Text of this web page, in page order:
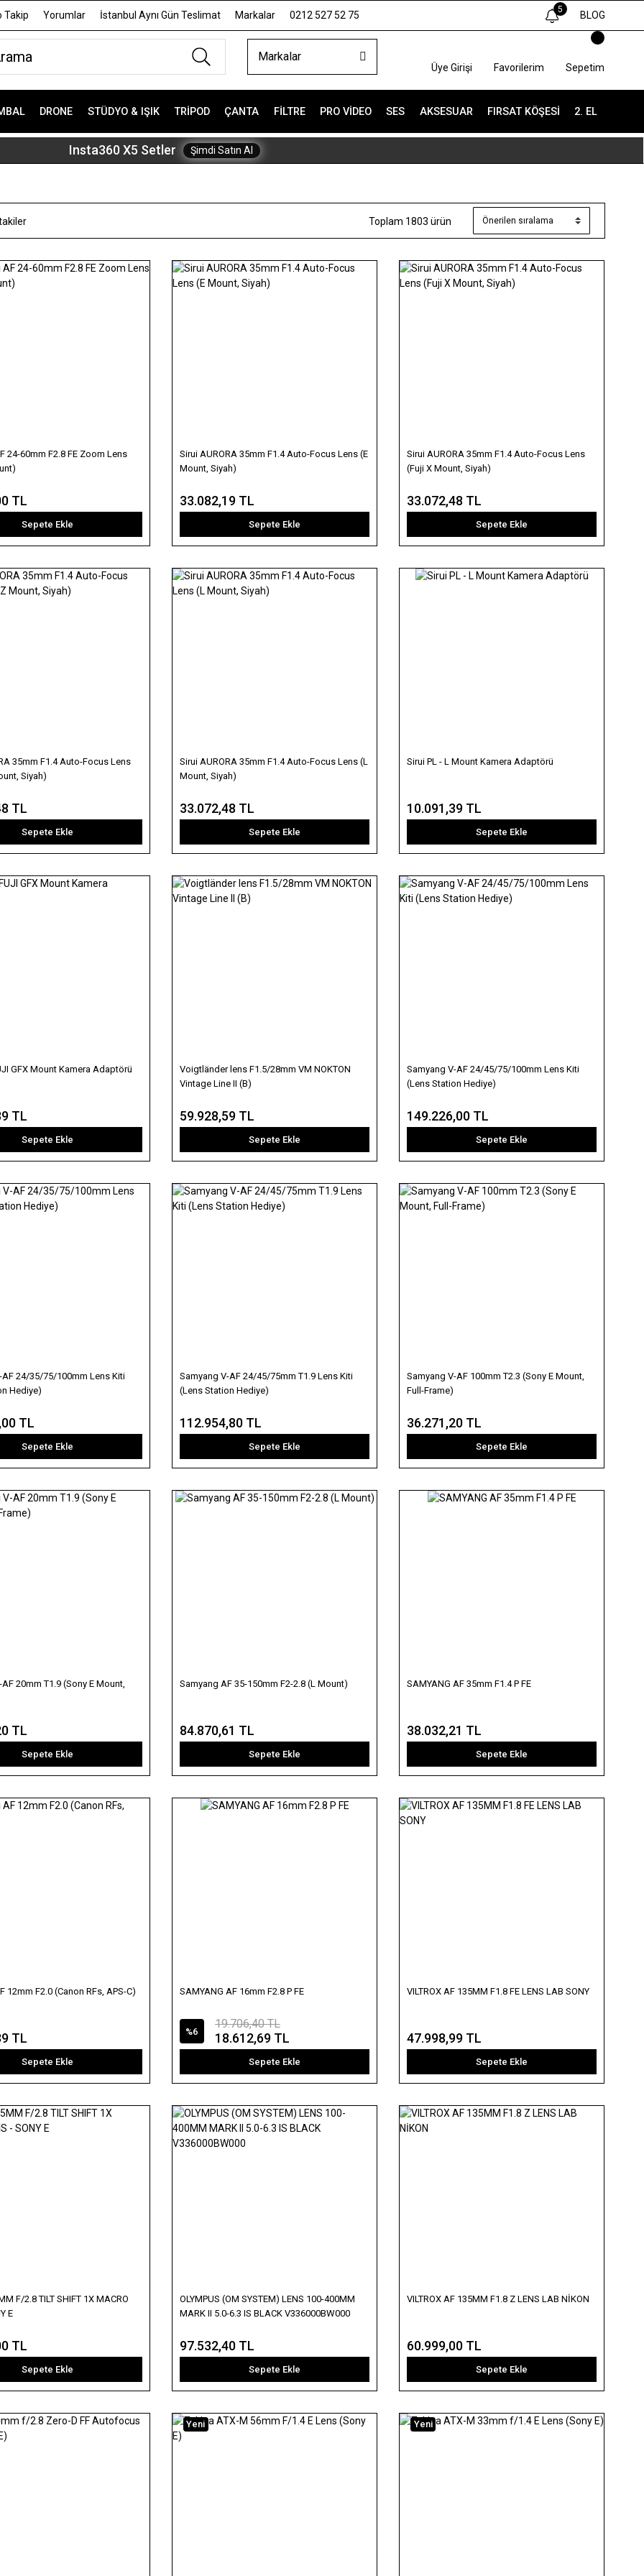
Takip Yorumlar İstanbul Aynı Gün Teslimat Markalar 0212 527 52 75
5
BLOG
Markalar
Üye Girişi Favorilerim Sepetim
DRONE STÜDYO & IŞIK TRIPOD ÇANTA FILTRE PRO VIDEO SES AKSESUAR FIRSAT KÖŞESI 2. EL
Insta360 X5 Setler Şimdi Satın Al
Toplam 1803 ürün
24-60mm F2.8 FE Zoom Lens
TL
Sepete Ekle
Sirui AURORA 35mm F1.4 Auto-Focus Lens (E
Mount, Siyah)
33.082,19 TL
Sepete Ekle
Sirui AURORA 35mm F1.4 Auto-Focus Lens
(Fuji X Mount, Siyah)
33.072,48 TL
Sepete Ekle
35mm F1.4 Auto-Focus Lens
Siyah)
TL
Sepete Ekle
Sirui AURORA 35mm F1.4 Auto-Focus Lens (L
Mount, Siyah)
33.072,48 TL
Sepete Ekle
Sirui PL - L Mount Kamera Adaptörü
10.091,39 TL
Sepete Ekle
GFX Mount Kamera Adaptörü
TL
Sepete Ekle
Voigtländer lens F1.5/28mm VM NOKTON
Vintage Line II (B)
59.928,59 TL
Sepete Ekle
Samyang V-AF 24/45/75/100mm Lens Kiti
(Lens Station Hediye)
149.226,00 TL
Sepete Ekle
AF 24/35/75/100mm Lens Kiti
Hediye)
TL
Sepete Ekle
Samyang V-AF 24/45/75mm T1.9 Lens Kiti
(Lens Station Hediye)
112.954,80 TL
Sepete Ekle
Samyang V-AF 100mm T2.3 (Sony E Mount,
Full-Frame)
36.271,20 TL
Sepete Ekle
20mm T1.9 (Sony E Mount,
TL
Sepete Ekle
Samyang AF 35-150mm F2-2.8 (L Mount)
84.870,61 TL
Sepete Ekle
SAMYANG AF 35mm F1.4 P FE
38.032,21 TL
Sepete Ekle
12mm F2.0 (Canon RFs, APS-C)
TL
Sepete Ekle
SAMYANG AF 16mm F2.8 P FE
%6
19.706,40 TL
18.612,69 TL
Sepete Ekle
VILTROX AF 135MM F1.8 FE LENS LAB SONY
47.998,99 TL
Sepete Ekle
F/2.8 TILT SHIFT 1X MACRO
E
TL
Sepete Ekle
OLYMPUS (OM SYSTEM) LENS 100-400MM
MARK II 5.0-6.3 IS BLACK V336000BW000
97.532,40 TL
Sepete Ekle
VILTROX AF 135MM F1.8 Z LENS LAB NİKON
60.999,00 TL
Sepete Ekle
Yeni Yeni